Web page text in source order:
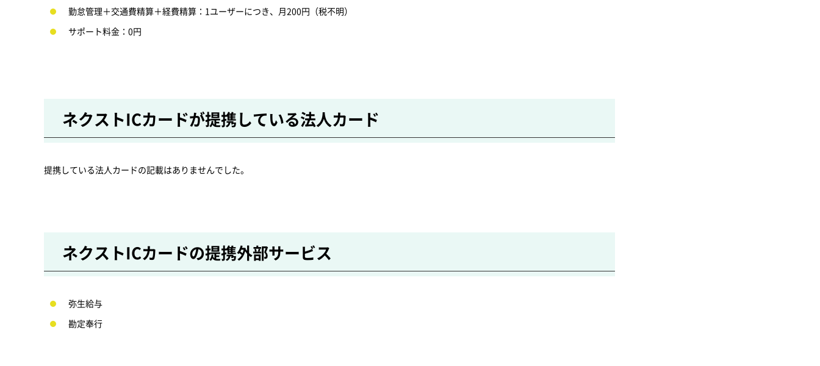
勤怠管理＋交通費精算＋経費精算：1ユーザーにつき、月200円（税不明）
サポート料金：0円
ネクストICカードが提携している法人カード
提携している法人カードの記載はありませんでした。
ネクストICカードの提携外部サービス
弥生給与
勘定奉行